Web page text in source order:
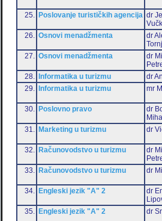
25. Poslovanje turističkih agencija dr
26.
Osnovi menadžmenta
dr
27.
Osnovi menadžmenta
dr
28.
Informatika u turizmu
dr
29.
Informatika u turizmu mr
30. Poslovno pravo
dr
31.
Marketing u turizmu dr
32. Računovodstvo u turizmu
dr
33.
Računovodstvo u turizmu dr
34. Engleski jezik "A" 2
dr
35.
Engleski jezik "A" 2 dr